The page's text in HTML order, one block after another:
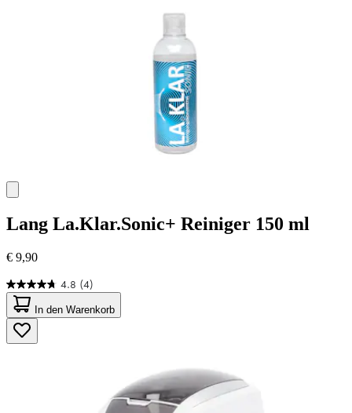
Lang La.Klar.Sonic+ Reiniger 150 ml
€ 9,90
4.8 (4)
4.8
von
5
Sternen.
4
In den Warenkorb